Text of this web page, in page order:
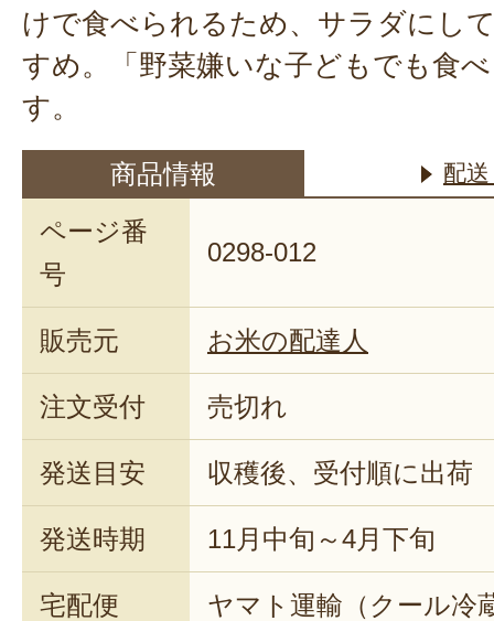
けで食べられるため、サラダにし
すめ。「野菜嫌いな子どもでも食
す。
商品情報 配
ページ番
号
0298-012
販売元 お米の配達人
注文受付 売切れ
発送目安 収穫後、受付順に出荷
発送時期 11月中旬～4月下旬
宅配便 ヤマト運輸（クール冷